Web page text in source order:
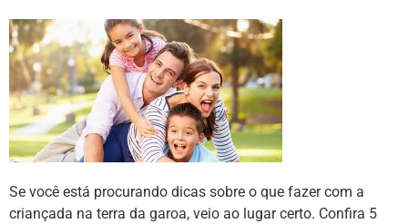
Se você está procurando dicas sobre o que fazer com a
criançada na terra da garoa, veio ao lugar certo. Confira 5